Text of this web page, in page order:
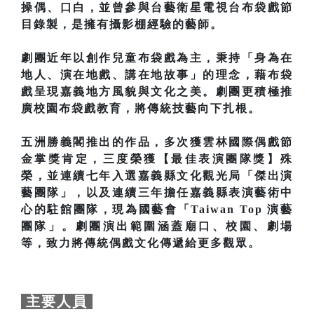
操偶、口白，並曾參與台藝衛星電視台布袋戲節
目錄製，是擁有攝影棚經驗的藝師。
劇團近年以創作兒童布袋戲為主，秉持「身為在
地人、演在地戲、講在地故事」的理念，藉布袋
戲呈現嘉義地方風貌與文化之美。劇團更積極推
廣校園布袋戲教育，將傳統技藝向下扎根。
五洲勝義閣推出的作品，多次獲雲林國際偶戲節
金掌獎肯定，三度榮獲【最佳表演團隊獎】殊
榮，並連續七年入選嘉義縣文化觀光局「傑出演
藝團隊」，以及連續三年擔任嘉義縣表演藝術中
心的駐館團隊，現為國藝會「Taiwan Top 演藝
團隊」。劇團演出範圍涵蓋廟口、校園、劇場
等，致力將傳統偶戲文化傳遞給更多觀眾。
主要人員